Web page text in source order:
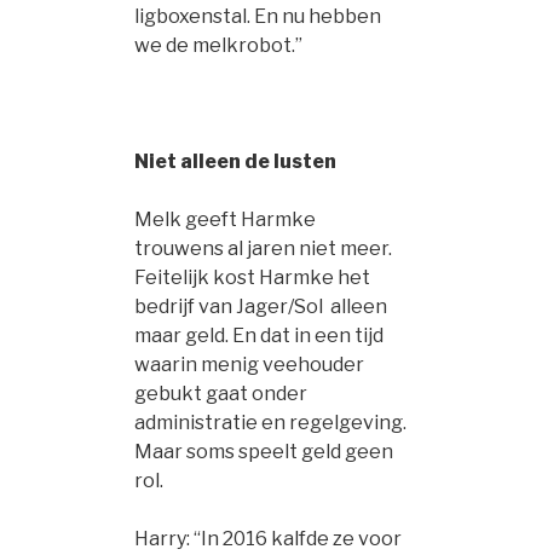
ligboxenstal. En nu hebben
we de melkrobot.”
Niet alleen de lusten
Melk geeft Harmke
trouwens al jaren niet meer.
Feitelijk kost Harmke het
bedrijf van Jager/Sol alleen
maar geld. En dat in een tijd
waarin menig veehouder
gebukt gaat onder
administratie en regelgeving.
Maar soms speelt geld geen
rol.
Harry: “In 2016 kalfde ze voor